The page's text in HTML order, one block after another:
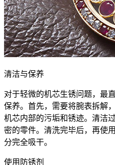
清洁与保养
对于轻微的机芯生锈问题，最
保养。首先，需要将腕表拆解
机芯内部的污垢和锈迹。清洁
密的零件。清洗完毕后，再使
分完全吸干。
使用防锈剂